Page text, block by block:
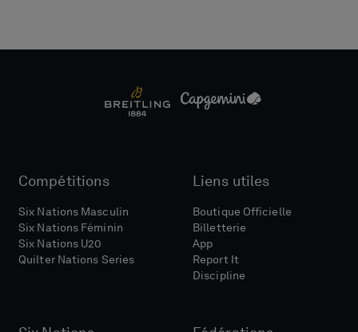
Compétitions
Six Nations Masculin
Six Nations Féminin
Six Nations U20
Quilter Nations Series
Liens utiles
Boutique Officielle
Billetterie
App
Report It
Discipline